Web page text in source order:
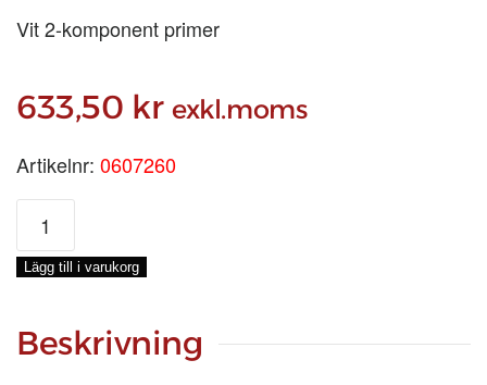
Vit 2-komponent primer
633,50 kr exkl.moms
Artikelnr: 0607260
EPIFANES
EPOXYPRIMER,
750-
ML
Lägg till i varukorg
Beskrivning